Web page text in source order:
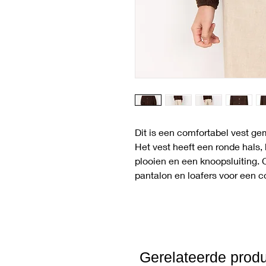
Dit is een comfortabel vest
Het vest heeft een ronde
plooien en een knoopsluiting.
pantalon en loafers voor een
Gerelateerde